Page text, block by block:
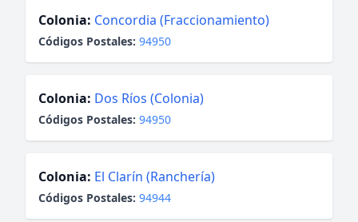
Colonia: Concordia (Fraccionamiento)
Códigos Postales: 94950
Colonia: Dos Ríos (Colonia)
Códigos Postales: 94950
Colonia: El Clarín (Ranchería)
Códigos Postales: 94944